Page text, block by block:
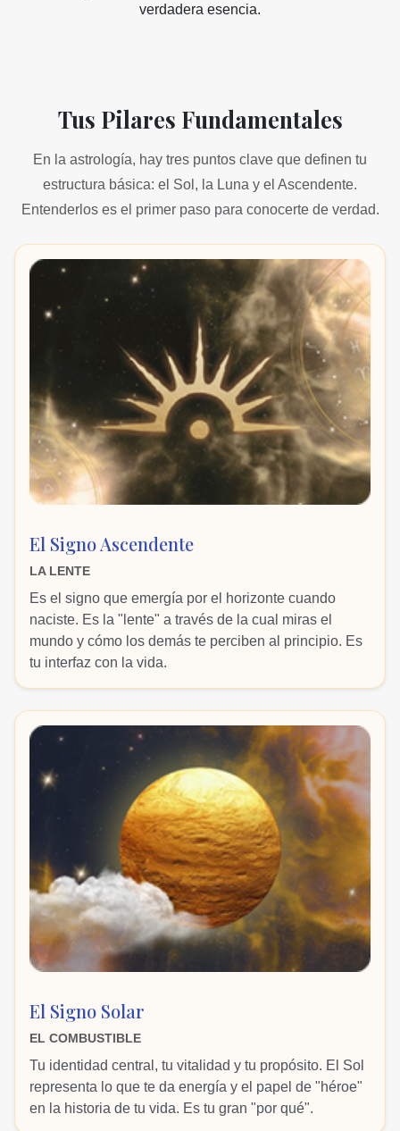
verdadera esencia.
Tus Pilares Fundamentales
En la astrología, hay tres puntos clave que definen tu
estructura básica: el Sol, la Luna y el Ascendente.
Entenderlos es el primer paso para conocerte de verdad.
El Signo Ascendente
LA LENTE
Es el signo que emergía por el horizonte cuando
naciste. Es la "lente" a través de la cual miras el
mundo y cómo los demás te perciben al principio. Es
tu interfaz con la vida.
El Signo Solar
EL COMBUSTIBLE
Tu identidad central, tu vitalidad y tu propósito. El Sol
representa lo que te da energía y el papel de "héroe"
en la historia de tu vida. Es tu gran "por qué".